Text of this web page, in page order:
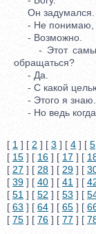
Он задумался.
- Не понимаю, -
- Возможно.
- Этот самый
обращаться?
- Да.
- С какой
- Этого я знаю.
- Но ведь
[ 1 ] [ 2 ] [ 3 ] [ 4 ] [ 5
[ 15 ] [ 16 ] [ 17 ] [
[ 27 ] [ 28 ] [ 29 ] [
[ 39 ] [ 40 ] [ 41 ] [
[ 51 ] [ 52 ] [ 53 ] [
[ 63 ] [ 64 ] [ 65 ] [
[ 75 ] [ 76 ] [ 77 ] [